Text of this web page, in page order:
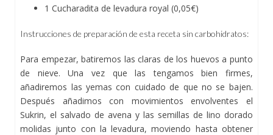
1 Cucharadita de levadura royal (0,05€)
Instrucciones de preparación de esta receta sin carbohidratos:
Para empezar, batiremos las claras de los huevos a punto
de nieve. Una vez que las tengamos bien firmes,
añadiremos las yemas con cuidado de que no se bajen.
Después añadimos con movimientos envolventes el
Sukrin, el salvado de avena y las semillas de lino dorado
molidas junto con la levadura, moviendo hasta obtener